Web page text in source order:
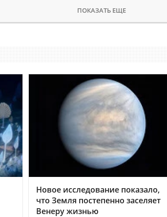
ПОКАЗАТЬ ЕЩЕ
Новое исследование показало,
что Земля постепенно заселяет
Венеру жизнью